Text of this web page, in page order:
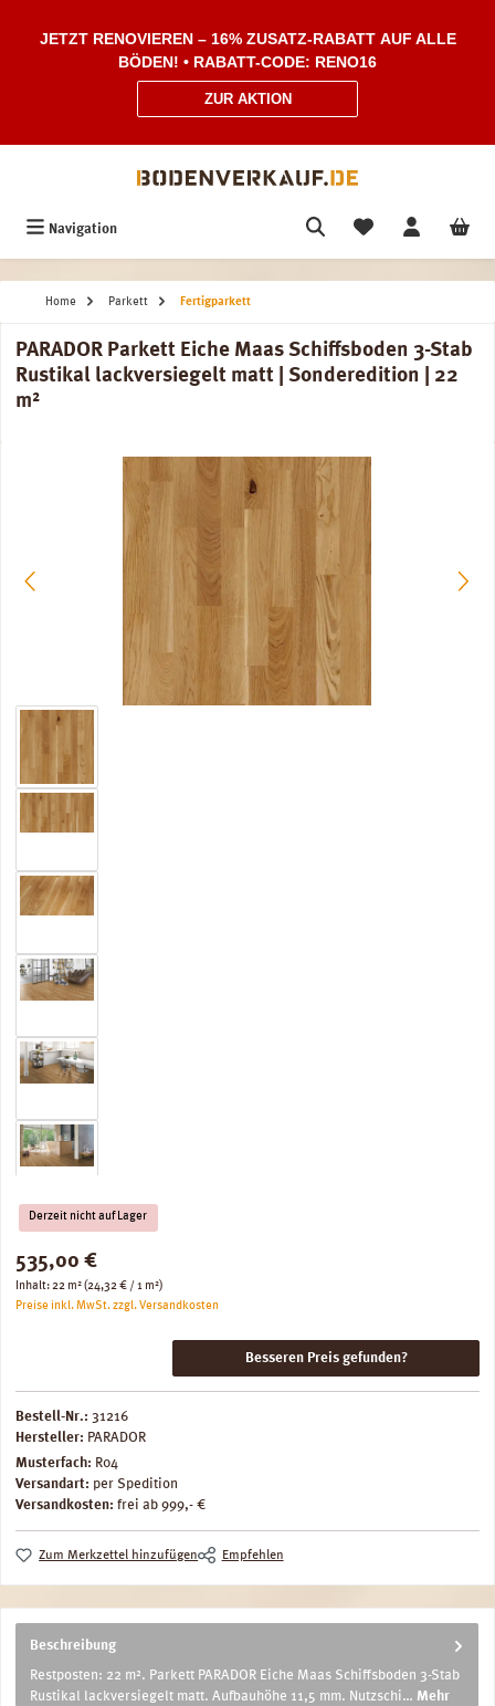
JETZT RENOVIEREN – 16% ZUSATZ-RABATT AUF ALLE
BÖDEN! • RABATT-CODE: RENO16
ZUR AKTION
Navigation
Home Parkett Fertigparkett
PARADOR Parkett Eiche Maas Schiffsboden 3-Stab
Rustikal lackversiegelt matt | Sonderedition | 22
m²
Bildergalerie überspringen
Derzeit nicht auf Lager
Regulärer Preis:
535,00 €
Inhalt:22 m²(24,32 € / 1 m²)
Preise inkl. MwSt. zzgl. Versandkosten
Besseren Preis gefunden?
Bestell-Nr.: 31216
Hersteller: PARADOR
Musterfach: R04
Versandart: per Spedition
Versandkosten: frei ab 999,- €
Zum Merkzettel hinzufügen Empfehlen
Beschreibung
Restposten: 22 m². Parkett PARADOR Eiche Maas Schiffsboden 3-Stab
Rustikal lackversiegelt matt. Aufbauhöhe 11,5 mm. Nutzschi… Mehr